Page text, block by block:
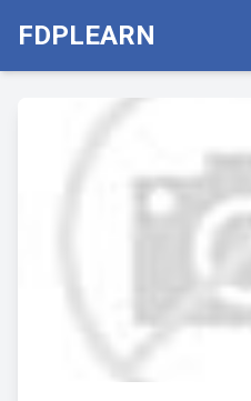
FDPLEARN